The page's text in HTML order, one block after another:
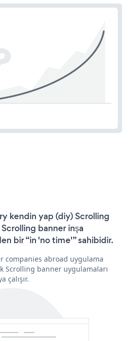
kendin yap (diy) Scrolling
banner inşa
bir “in 'no time'” sahibidir.
companies abroad uygulama
Scrolling banner uygulamaları
çalışır.